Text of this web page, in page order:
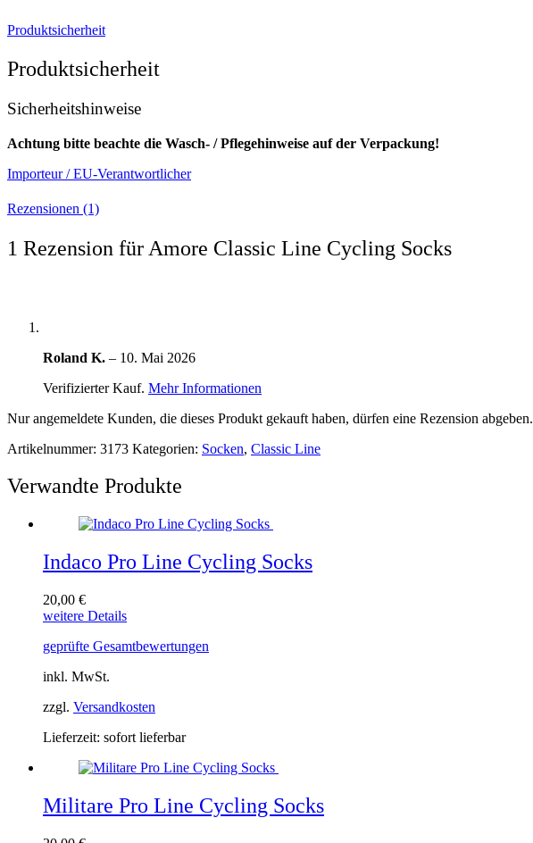
Produktsicherheit
Produktsicherheit
Sicherheitshinweise
Achtung bitte beachte die Wasch- / Pflegehinweise auf der Verpackung!
Importeur / EU-Verantwortlicher
Rezensionen (1)
1 Rezension für Amore Classic Line Cycling Socks
Roland K. – 10. Mai 2026
Verifizierter Kauf. Mehr Informationen
Nur angemeldete Kunden, die dieses Produkt gekauft haben, dürfen eine Rezension abgeben.
Artikelnummer: 3173 Kategorien: Socken, Classic Line
Verwandte Produkte
Indaco Pro Line Cycling Socks
20,00 €
weitere DetailsDieses
weist
Die
können
auf
der
gewählt
geprüfte Gesamtbewertungen
inkl. MwSt.
zzgl. Versandkosten
Lieferzeit: sofort lieferbar
Militare Pro Line Cycling Socks